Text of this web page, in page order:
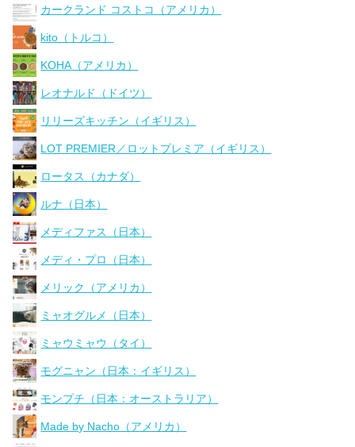
カークランド コストコ（アメリカ）
kito（トルコ）
KOHA（アメリカ）
レオナルド（ドイツ）
リリーズキッチン（イギリス）
LOT PREMIER／ロットプレミア（イギリス）
ロータス（カナダ）
ルナ（日本）
メディファス（日本）
メディ・プロ（日本）
メリック（アメリカ）
ミャオグルメ（日本）
ミャウミャウ（タイ）
モグニャン（日本：イギリス）
モンプチ（日本：オーストラリア）
Made by Nacho（アメリカ）